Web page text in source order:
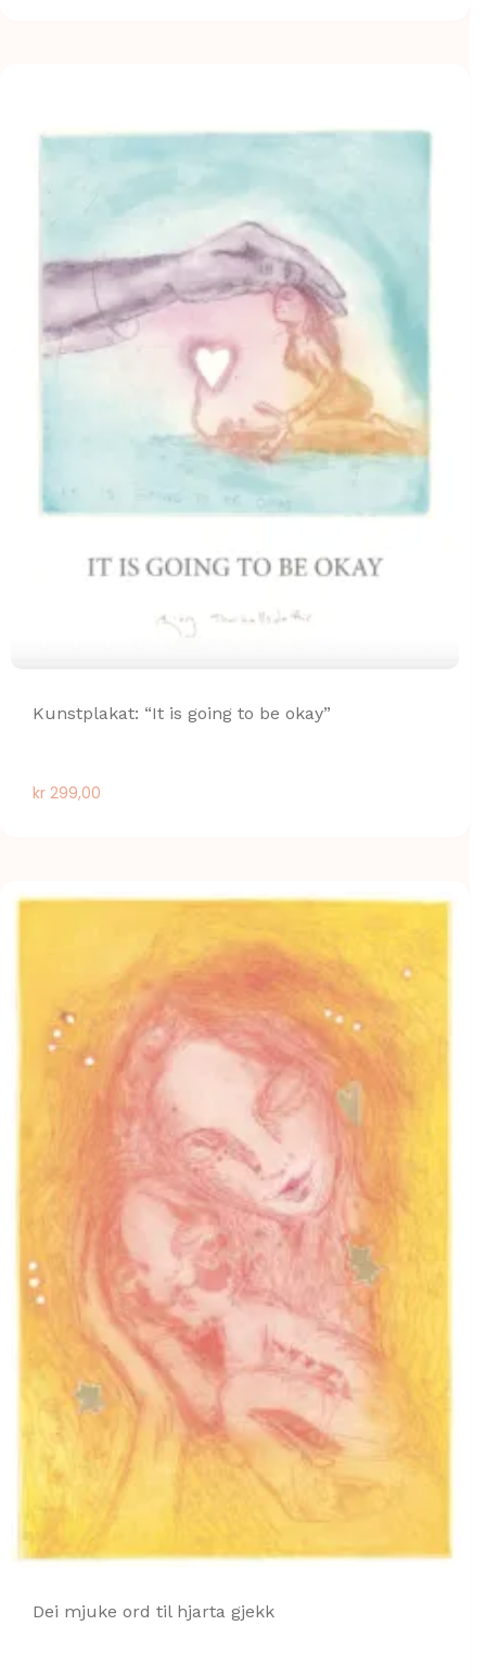
Kunstplakat: “It is going to be okay”
kr 299,00
Dei mjuke ord til hjarta gjekk